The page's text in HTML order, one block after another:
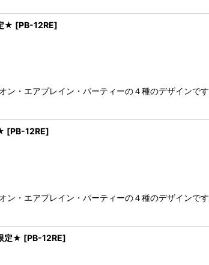
★ [PB-12RE]
・エアプレイン・パーティーの４種のデザインで
[PB-12RE]
・エアプレイン・パーティーの４種のデザインで
定★ [PB-12RE]